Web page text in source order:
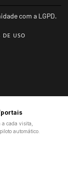
com a LGPD.
DE USO
cada visita,
automático.